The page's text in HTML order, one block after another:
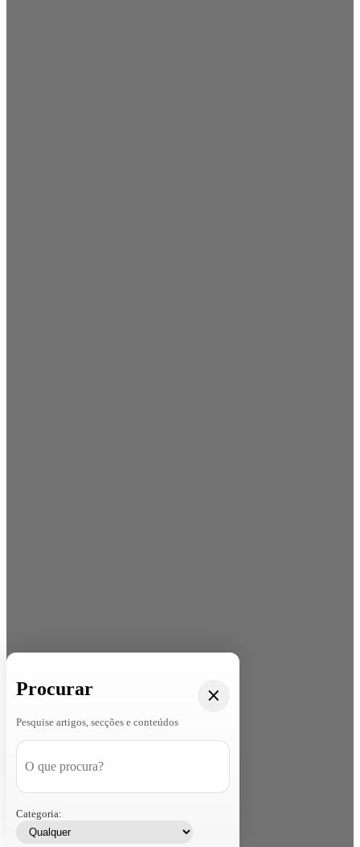
Procurar
Pesquise artigos, secções e conteúdos
Categoria: